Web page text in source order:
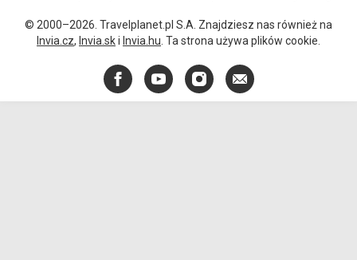
© 2000–2026. Travelplanet.pl S.A. Znajdziesz nas również na
Invia.cz, Invia.ski Invia.hu . Ta strona używa plików cookie.
FacebookYouTubeInstagram
E-
mail